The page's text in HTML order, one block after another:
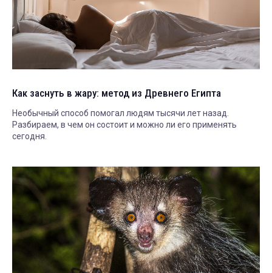
Как заснуть в жару: метод из Древнего Египта
Необычный способ помогал людям тысячи лет назад.
Разбираем, в чем он состоит и можно ли его применять
сегодня.